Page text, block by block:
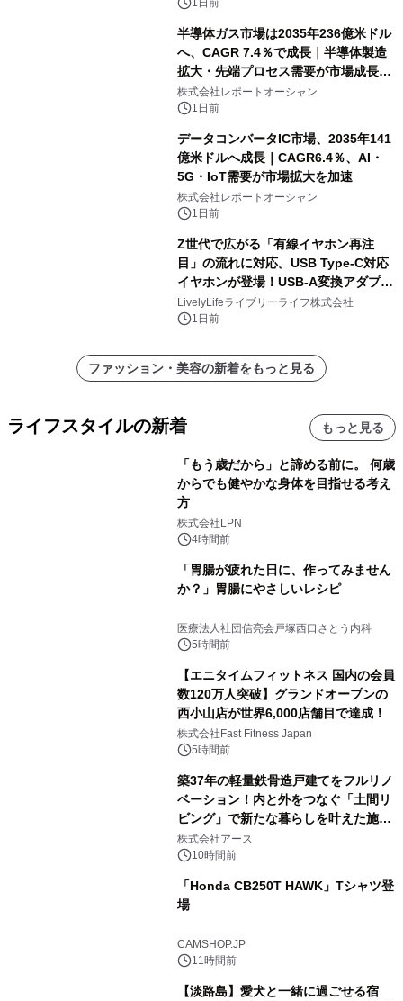
半導体ガス市場は2035年236億米ドル
へ、CAGR 7.4％で成長｜半導体製造
拡大・先端プロセス需要が市場成長を
加速
株式会社レポートオーシャン
1日前
データコンバータIC市場、2035年141
億米ドルへ成長｜CAGR6.4％、AI・
5G・IoT需要が市場拡大を加速
株式会社レポートオーシャン
1日前
Z世代で広がる「有線イヤホン再注
目」の流れに対応。USB Type-C対応
イヤホンが登場！USB-A変換アダプタ
ー付きでスマホからパソコンまで幅広
く活用可能
LivelyLifeライブリーライフ株式会社
1日前
ファッション・美容の新着をもっと見る
ライフスタイルの新着 もっと見る
「もう歳だから」と諦める前に。 何歳
からでも健やかな身体を目指せる考え
方
株式会社LPN
4時間前
「胃腸が疲れた日に、作ってみません
か？」胃腸にやさしいレシピ
医療法人社団信亮会戸塚西口さとう内科
5時間前
【エニタイムフィットネス 国内の会員
数120万人突破】グランドオープンの
西小山店が世界6,000店舗目で達成！
株式会社Fast Fitness Japan
5時間前
築37年の軽量鉄骨造戸建てをフルリノ
ベーション！内と外をつなぐ「土間リ
ビング」で新たな暮らしを叶えた施工
事例を株式会社アースが公開
株式会社アース
10時間前
「Honda CB250T HAWK」Tシャツ登
場
CAMSHOP.JP
11時間前
【淡路島】愛犬と一緒に過ごせる宿